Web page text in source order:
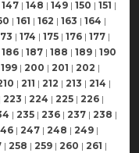
147 | 148 | 149 | 150 | 151 |
| 161 | 162 | 163 | 164 |
| 174 | 175 | 176 | 177 |
186 | 187 | 188 | 189 | 190
199 | 200 | 201 | 202 |
| 211 | 212 | 213 | 214 |
223 | 224 | 225 | 226 |
| 235 | 236 | 237 | 238 |
| 247 | 248 | 249 |
| 258 | 259 | 260 | 261 |